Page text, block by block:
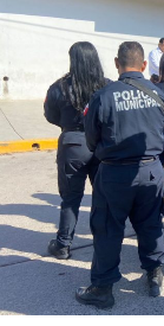
conocer las
una o dos
El número
las agencias
dijo Alonso.
También lee:
Fenapo 2026